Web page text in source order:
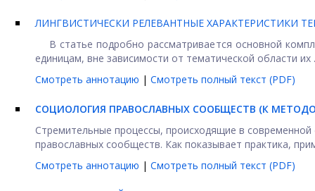
ЛИНГВИСТИЧЕСКИ РЕЛЕВАНТНЫЕ ХАРАКТЕРИСТИКИ
В статье подробно рассматривается основной
единицам, вне зависимости от тематической области их
Смотреть аннотацию | Смотреть полный текст (PDF)
СОЦИОЛОГИЯ ПРАВОСЛАВНЫХ СООБЩЕСТВ (К
Стремительные процессы, происходящие в
православных сообществ. Как показывает практика,
Смотреть аннотацию | Смотреть полный текст (PDF)